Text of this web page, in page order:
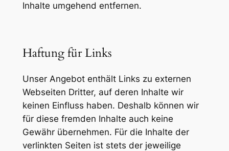
Inhalte umgehend entfernen.
Haftung für Links
Unser Angebot enthält Links zu externen
Webseiten Dritter, auf deren Inhalte wir
keinen Einfluss haben. Deshalb können wir
für diese fremden Inhalte auch keine
Gewähr übernehmen. Für die Inhalte der
verlinkten Seiten ist stets der jeweilige